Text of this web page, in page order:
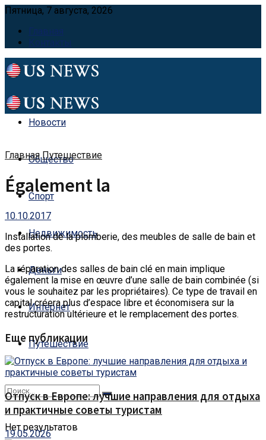
Пятница, 7 августа, 2026
Главная
Контакты
Новости
Общество
Спорт
Недвижимость
Деньги
Интернет
Путешествие
Нет результатов
Главная Путешествие
Également la
10.10.2017
Installation de la plomberie, des meubles de salle de bain et
des portes.
La réparation des salles de bain clé en main implique
également la mise en œuvre d’une salle de bain combinée (si
vous le souhaitez par les propriétaires). Ce type de travail en
capital créera plus d’espace libre et économisera sur la
restructuration ultérieure et le remplacement des portes.
Еще публикации
Отпуск в Европе: лучшие направления для отдыха
и практичные советы туристам
19.05.2026